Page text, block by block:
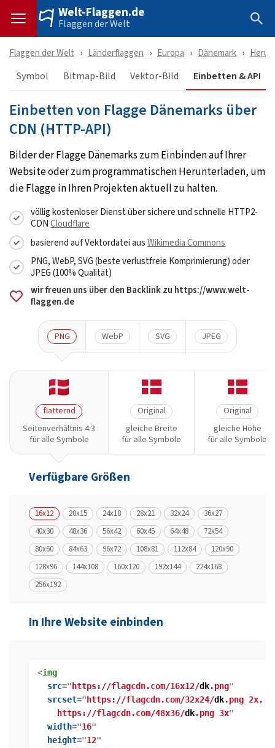
Welt-Flaggen.de
Flaggen der Welt
Flaggen der Welt Länderflaggen Europa Dänemark
Symbol Bitmap-Bild Vektor-Bild Einbetten & API
Einbetten von Flagge Dänemarks über
CDN (HTTP-API)
Bilder der Flagge Dänemarks zum Einbinden auf Ihrer
Website oder zum programmatischen Herunterladen, um
die Flagge in Ihren Projekten aktuell zu halten.
völlig kostenloser Dienst über sichere und schnelle HTTP2-
CDNCloudflare
basierend auf Vektordatei ausWikimedia Commons
PNG, WebP, SVG (beste verlustfreie Komprimierung) oder
JPEG (100% Qualität)
wir freuen uns über den Backlink zu https://www.welt-
flaggen.de
PNG WebP SVG JPEG
flatternd
Seitenverhältnis 4:3
für alle Symbole
Original
gleiche Breite
für alle Symbole
Original
gleiche Höhe
für alle Symbole
Verfügbare Größen
16x12 20x15 24x18 28x21 32x24
36x27
40x30
48x36 56x42 60x45 64x48
72x54
80x60
84x63 96x72 108x81 112x84
120x90
128x96
144x108 160x120 192x144
224x168
256x192
In Ihre Website einbinden
<img
src=" https://flagcdn.com/16x12/dk.png"
srcset=" https://flagcdn.com/32x24/dk.png 2x,
https://flagcdn.com/48x36/dk.png 3x"
width="16"
height="12"